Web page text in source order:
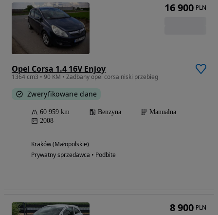
Opel Corsa 1.4 16V Enjoy
1364 cm3 • 90 KM • Zadbany opel corsa niski przebieg
Zweryfikowane dane
60 959 km Benzyna
Manualna
2008
Kraków (Małopolskie)
Prywatny sprzedawca • Podbite
16 900 PLN
8 900 PLN